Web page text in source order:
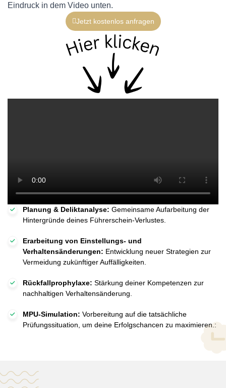
Eindruck in dem Video unten.
Jetzt kostenlos anfragen
Planung & Deliktanalyse: Gemeinsame Aufarbeitung der
Hintergründe deines Führerschein-Verlustes.
Erarbeitung von Einstellungs- und
Verhaltensänderungen: Entwicklung neuer Strategien zur
Vermeidung zukünftiger Auffälligkeiten.
Rückfallprophylaxe: Stärkung deiner Kompetenzen zur
nachhaltigen Verhaltensänderung.
MPU-Simulation: Vorbereitung auf die tatsächliche
Prüfungssituation, um deine Erfolgschancen zu maximieren.: